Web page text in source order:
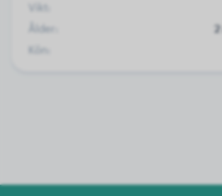
Vikt:
Ålder:
Kön: